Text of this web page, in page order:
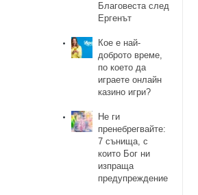
Благовеста след
Ергенът
Кое е най-
доброто време,
по което да
играете онлайн
казино игри?
Не ги
пренебрегвайте:
7 сънища, с
които Бог ни
изпраща
предупреждение